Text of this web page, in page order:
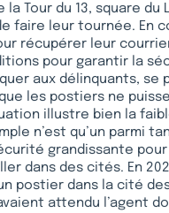
Tour du 13, square
faire leur tournée. En
récupérer leur
pour garantir la
aux délinquants, se
que les postiers ne
illustre bien la
n’est qu’un parmi
grandissante
dans des cités. En
postier dans la cité
attendu l’agent